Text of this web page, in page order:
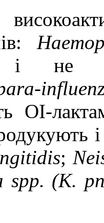
і не
ОІ-
і
;
spp. (K. p